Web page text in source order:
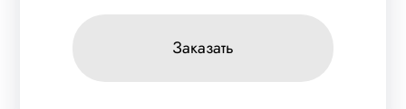
Заказать